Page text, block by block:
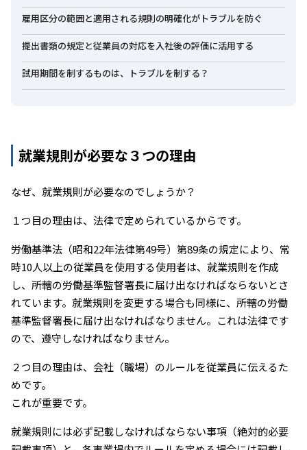
雇用区分の範囲と適用される規則の明確化がトラブルを防ぐ
提出書類の規定と従業員の対応を入社後の評価に活用する
試用期間を制するものは、トラブルを制する？
就業規則が必要な３つの理由
なぜ、就業規則が必要なのでしょうか？
１つ目の理由は、法律で定められているからです。
労働基準法（昭和22年法律第49号）第89条の規定により、常
時10人以上の従業員を使用する使用者は、就業規則を作成
し、所轄の労働基準監督署長に届け出なければならないとさ
れています。就業規則を変更する場合も同様に、所轄の労働
基準監督署長に届け出なければなりません。これは法律です
ので、遵守しなければなりません。
２つ目の理由は、会社（職場）のルールを従業員に伝えるた
めです。
これが重要です。
就業規則には必ず記載しなければならない事項（絶対的必要